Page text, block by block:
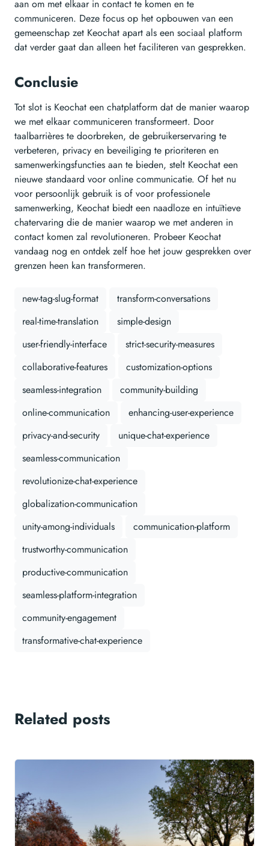
aan om met elkaar in contact te komen en te
communiceren. Deze focus op het opbouwen van een
gemeenschap zet Keochat apart als een sociaal platform
dat verder gaat dan alleen het faciliteren van gesprekken.
Conclusie
Tot slot is Keochat een chatplatform dat de manier waarop
we met elkaar communiceren transformeert. Door
taalbarrières te doorbreken, de gebruikerservaring te
verbeteren, privacy en beveiliging te prioriteren en
samenwerkingsfuncties aan te bieden, stelt Keochat een
nieuwe standaard voor online communicatie. Of het nu
voor persoonlijk gebruik is of voor professionele
samenwerking, Keochat biedt een naadloze en intuïtieve
chatervaring die de manier waarop we met anderen in
contact komen zal revolutioneren. Probeer Keochat
vandaag nog en ontdek zelf hoe het jouw gesprekken over
grenzen heen kan transformeren.
new-tag-slug-format
transform-conversations
real-time-translation
simple-design
user-friendly-interface
strict-security-measures
collaborative-features
customization-options
seamless-integration
community-building
online-communication
enhancing-user-experience
privacy-and-security
unique-chat-experience
seamless-communication
revolutionize-chat-experience
globalization-communication
unity-among-individuals
communication-platform
trustworthy-communication
productive-communication
seamless-platform-integration
community-engagement
transformative-chat-experience
Related posts